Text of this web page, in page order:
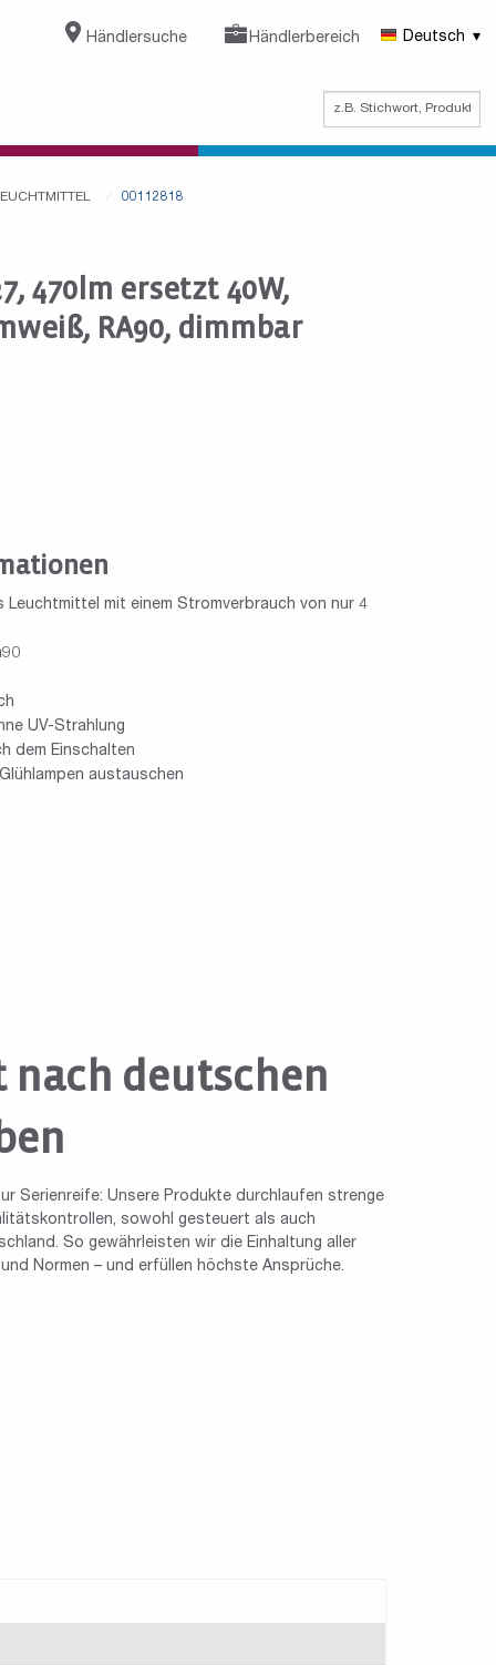
Händlersuche Händlerbereich Deutsch
00112818
470lm ersetzt 40W,
RA90, dimmbar
mit einem Stromverbrauch von nur 4
UV-Strahlung
dem Einschalten
austauschen
deutschen
Serienreife: Unsere Produkte durchlaufen strenge
sowohl gesteuert als auch
So gewährleisten wir die Einhaltung aller
Normen – und erfüllen höchste Ansprüche.